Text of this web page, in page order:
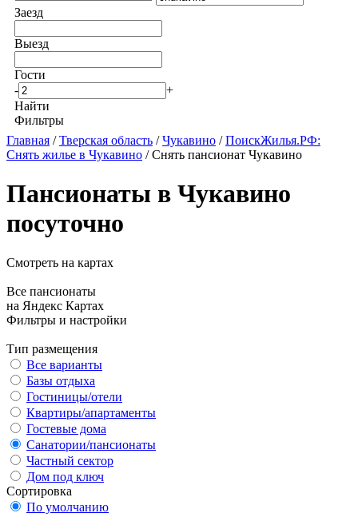
Заезд
Выезд
Гости
-
+
Найти
Фильтры
Главная /Тверская область /Чукавино /ПоискЖилья.РФ:
Снять жилье в Чукавино / Снять пансионат Чукавино
Пансионаты в Чукавино
посуточно
Смотреть на картах
Все пансионаты
на Яндекс Картах
Фильтры и настройки
Тип размещения
Все варианты
Базы отдыха
Гостиницы/отели
Квартиры/апартаменты
Гостевые дома
Санатории/пансионаты
Частный сектор
Дом под ключ
Сортировка
По умолчанию